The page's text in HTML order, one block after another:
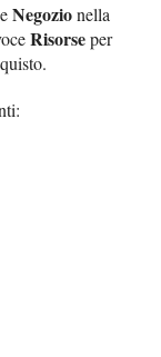
Negozionella
Risorseper